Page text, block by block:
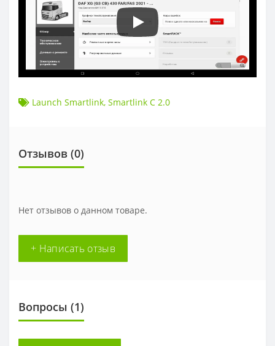
Launch Smartlink, Smartlink C 2.0
Отзывов (0)
Нет отзывов о данном товаре.
+ Написать отзыв
Вопросы (1)